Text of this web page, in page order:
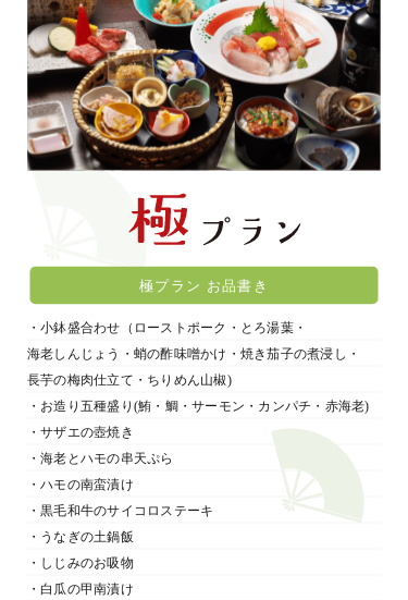
・小鉢盛合わせ（ローストポーク・とろ湯葉・
海老しんじょう・蛸の酢味噌かけ・焼き茄子の煮浸し・
長芋の梅肉仕立て・ちりめん山椒)
・お造り五種盛り(鮪・鯛・サーモン・カンパチ・赤海老)
・サザエの壺焼き
・海老とハモの串天ぷら
・ハモの南蛮漬け
・黒毛和牛のサイコロステーキ
・うなぎの土鍋飯
・しじみのお吸物
・白瓜の甲南漬け
極プラン お品書き